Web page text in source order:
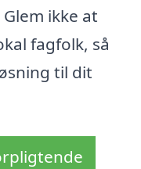
ikke at
fagfolk, så
til dit